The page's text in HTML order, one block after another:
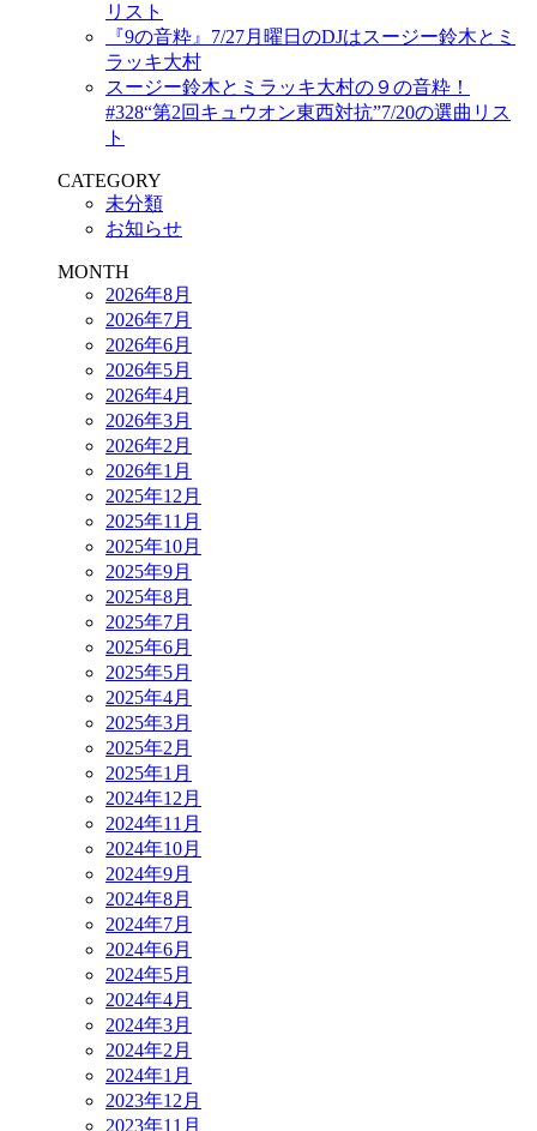
リスト
『9の音粋』7/27月曜日のDJはスージー鈴木とミ
ラッキ大村
スージー鈴木とミラッキ大村の９の音粋！
#328“第2回キュウオン東西対抗”7/20の選曲リス
ト
CATEGORY
未分類
お知らせ
MONTH
2026年8月
2026年7月
2026年6月
2026年5月
2026年4月
2026年3月
2026年2月
2026年1月
2025年12月
2025年11月
2025年10月
2025年9月
2025年8月
2025年7月
2025年6月
2025年5月
2025年4月
2025年3月
2025年2月
2025年1月
2024年12月
2024年11月
2024年10月
2024年9月
2024年8月
2024年7月
2024年6月
2024年5月
2024年4月
2024年3月
2024年2月
2024年1月
2023年12月
2023年11月